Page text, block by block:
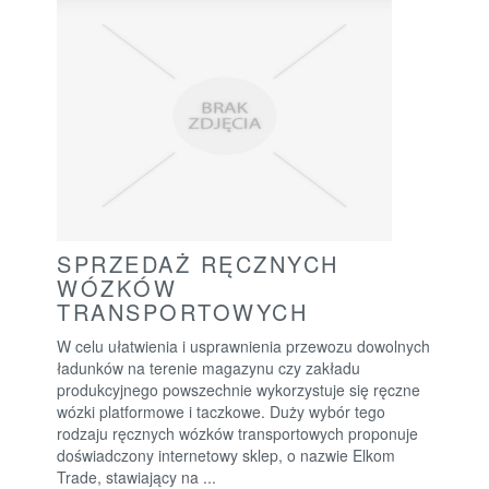
SPRZEDAŻ RĘCZNYCH
WÓZKÓW
TRANSPORTOWYCH
W celu ułatwienia i usprawnienia przewozu dowolnych
ładunków na terenie magazynu czy zakładu
produkcyjnego powszechnie wykorzystuje się ręczne
wózki platformowe i taczkowe. Duży wybór tego
rodzaju ręcznych wózków transportowych proponuje
doświadczony internetowy sklep, o nazwie Elkom
Trade, stawiający na ...